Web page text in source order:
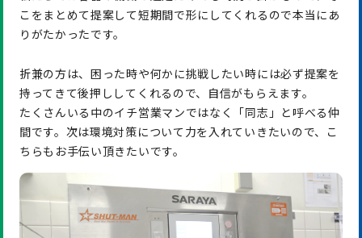
こをまとめて提案して短期間で形にしてくれるので本当にあ
りがたかったです。
折兼の方は、困った時や何かに挑戦したい時には必ず提案を
持ってきて後押ししてくれるので、自信がもらえます。
たくさんいる中のイチ営業マンではなく「同志」と呼べる仲
間です。次は環境対策について力を入れていきたいので、こ
ちらもお手伝い頂きたいです。